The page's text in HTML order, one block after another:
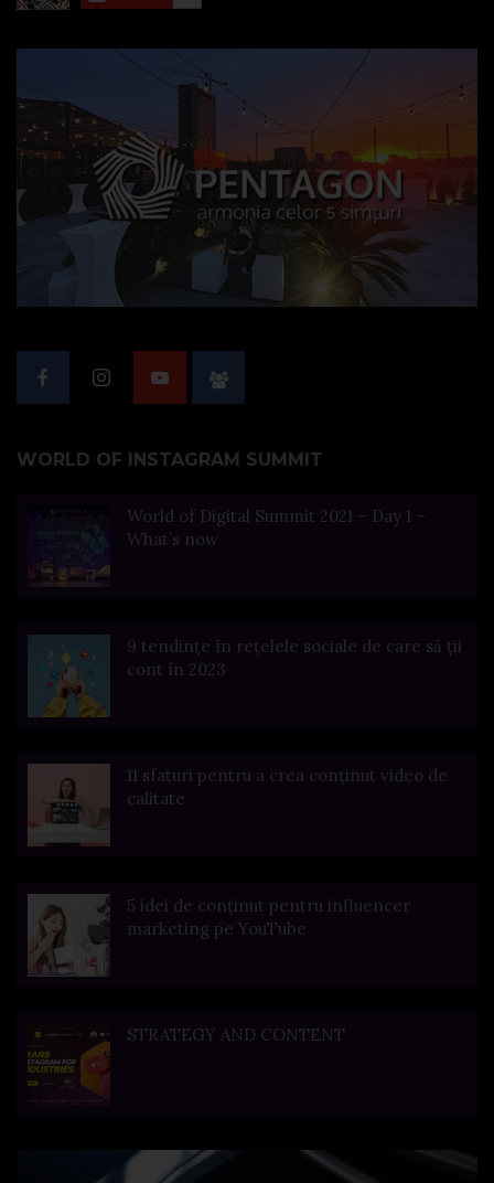
WORLD OF INSTAGRAM SUMMIT
World of Digital Summit 2021 – Day 1 –
What’s now
9 tendințe în rețelele sociale de care să ții
cont în 2023
11 sfaturi pentru a crea conținut video de
calitate
5 idei de conținut pentru influencer
marketing pe YouTube
STRATEGY AND CONTENT